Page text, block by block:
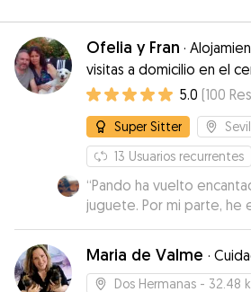
Ofelia y Fran ·
visitas a domicilio en el
🐱
5.0 (100
Super Sitter
13 Usuarios recurrentes
“Pando ha vuelto
juguete. Por mi parte, he
porque me han ido
a la vez que me iban
Totalmente
Maria de Valme ·
Dos Hermanas - 32.48